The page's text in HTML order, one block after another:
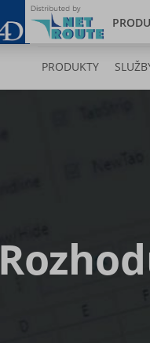
PRODUKTY